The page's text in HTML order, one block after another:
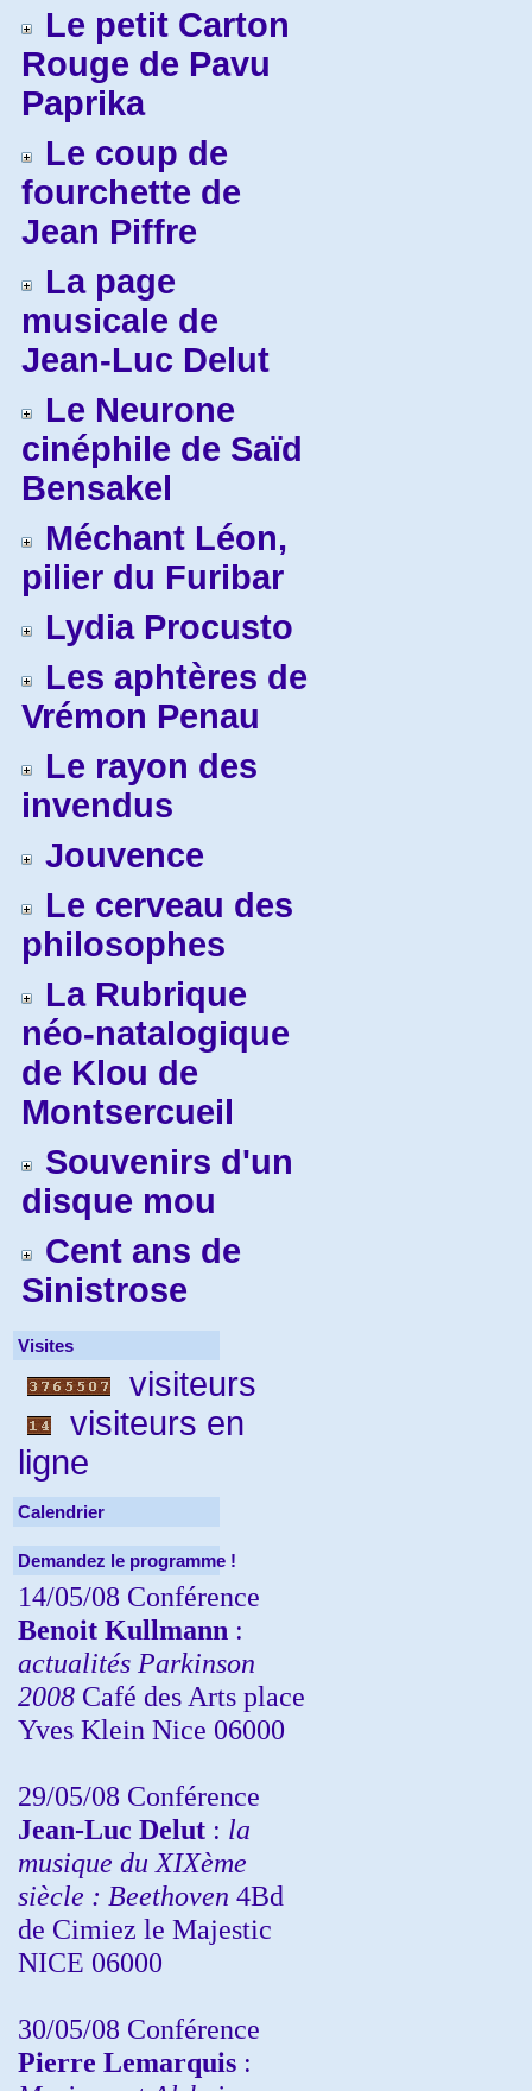
Le petit Carton
Rouge de Pavu
Paprika
Le coup de
fourchette de
Jean Piffre
La page
musicale de
Jean-Luc Delut
Le Neurone
cinéphile de Saïd
Bensakel
Méchant Léon,
pilier du Furibar
Lydia Procusto
Les aphtères de
Vrémon Penau
Le rayon des
invendus
Jouvence
Le cerveau des
philosophes
La Rubrique
néo-natalogique
de Klou de
Montsercueil
Souvenirs d'un
disque mou
Cent ans de
Sinistrose
Visites
visiteurs
visiteurs en
ligne
Calendrier
Demandez le programme !
14/05/08 Conférence
Benoit Kullmann :
actualités Parkinson
2008 Café des Arts place
Yves Klein Nice 06000
29/05/08 Conférence
Jean-Luc Delut : la
musique du XIXème
siècle : Beethoven 4Bd
de Cimiez le Majestic
NICE 06000
30/05/08 Conférence
Pierre Lemarquis :